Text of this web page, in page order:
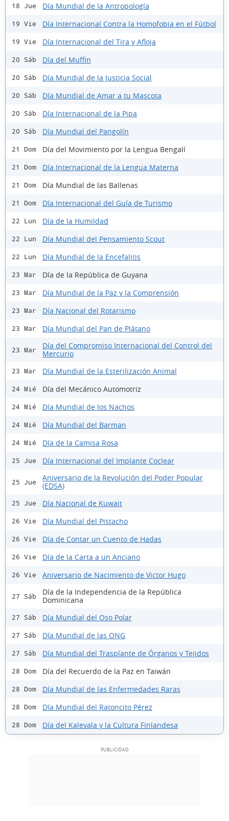
18 Jue Día Mundial de la Antropología
19 Vie Día Internacional Contra la Homofobia en el Fútbol
19 Vie Día Internacional del Tira y Afloja
20 Sáb Día del Muffin
20 Sáb Día Mundial de la Justicia Social
20 Sáb Día Mundial de Amar a tu Mascota
20 Sáb Día Internacional de la Pipa
20 Sáb Día Mundial del Pangolín
21 Dom Día del Movimiento por la Lengua Bengalí
21 Dom Día Internacional de la Lengua Materna
21 Dom Día Mundial de las Ballenas
21 Dom Día Internacional del Guía de Turismo
22 Lun Día de la Humildad
22 Lun Día Mundial del Pensamiento Scout
22 Lun Día Mundial de la Encefalitis
23 Mar Día de la República de Guyana
23 Mar Día Mundial de la Paz y la Comprensión
23 Mar Día Nacional del Rotarismo
23 Mar Día Mundial del Pan de Plátano
23 Mar
Día del Compromiso Internacional del Control del
Mercurio
23 Mar Día Mundial de la Esterilización Animal
24 Mié Día del Mecánico Automotriz
24 Mié Día Mundial de los Nachos
24 Mié Día Mundial del Barman
24 Mié Día de la Camisa Rosa
25 Jue Día Internacional del Implante Coclear
25 Jue
Aniversario de la Revolución del Poder Popular
(EDSA)
25 Jue Día Nacional de Kuwait
26 Vie Día Mundial del Pistacho
26 Vie Día de Contar un Cuento de Hadas
26 Vie Día de la Carta a un Anciano
26 Vie Aniversario de Nacimiento de Victor Hugo
27 Sáb
Día de la Independencia de la República
Dominicana
27 Sáb Día Mundial del Oso Polar
27 Sáb Día Mundial de las ONG
27 Sáb Día Mundial del Trasplante de Órganos y Tejidos
28 Dom Día del Recuerdo de la Paz en Taiwán
28 Dom Día Mundial de las Enfermedades Raras
28 Dom Día Mundial del Ratoncito Pérez
28 Dom Día del Kalevala y la Cultura Finlandesa